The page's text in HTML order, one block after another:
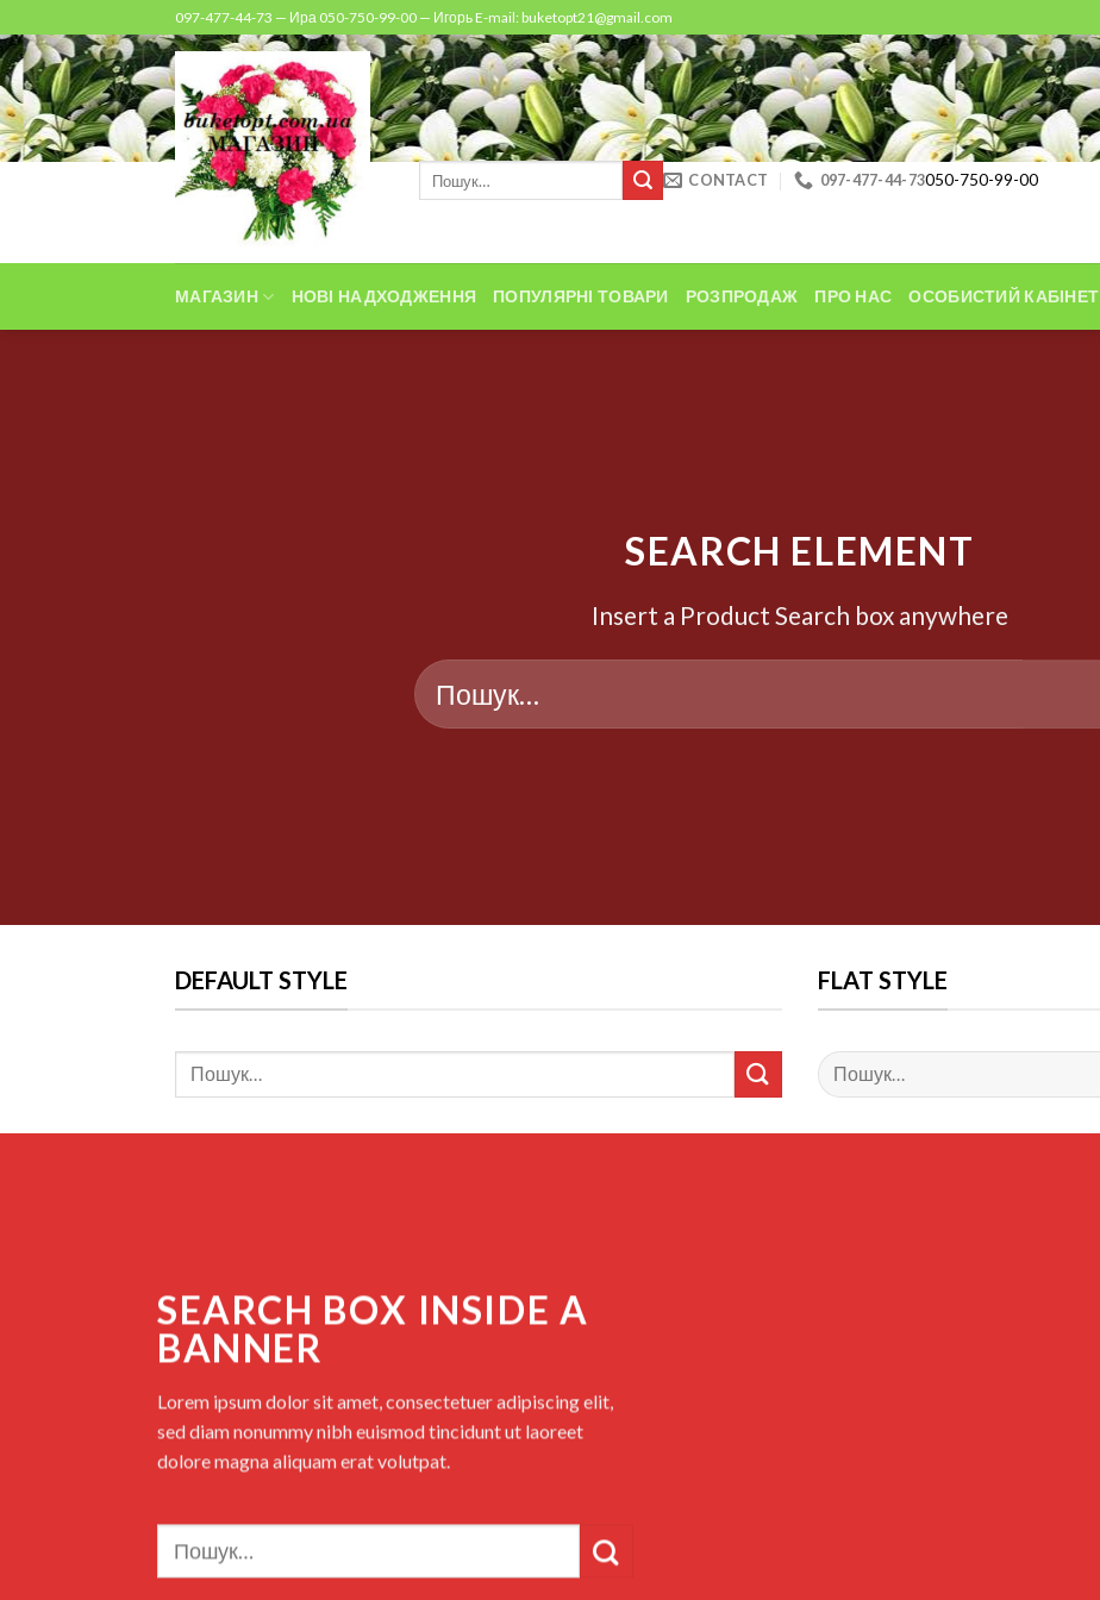
to
content
097-477-44-73 — Ира 050-750-99-00 — Игорь E-mail: buketopt21@gmail.com
Шукати: CONTACT 097-477-44-73050-750-99-00
МАГАЗИН НОВІ НАДХОДЖЕННЯ ПОПУЛЯРНІ ТОВАРИ РОЗПРОДАЖ ПРО НАС ОСОБИСТИЙ КАБІНЕТ
SEARCH ELEMENT
Insert a Product Search box anywhere
Шукати:
DEFAULT STYLE
Шукати:
FLAT STYLE
Шукати:
SEARCH BOX INSIDE A
BANNER
Lorem ipsum dolor sit amet, consectetuer adipiscing elit,
sed diam nonummy nibh euismod tincidunt ut laoreet
dolore magna aliquam erat volutpat.
Шукати: